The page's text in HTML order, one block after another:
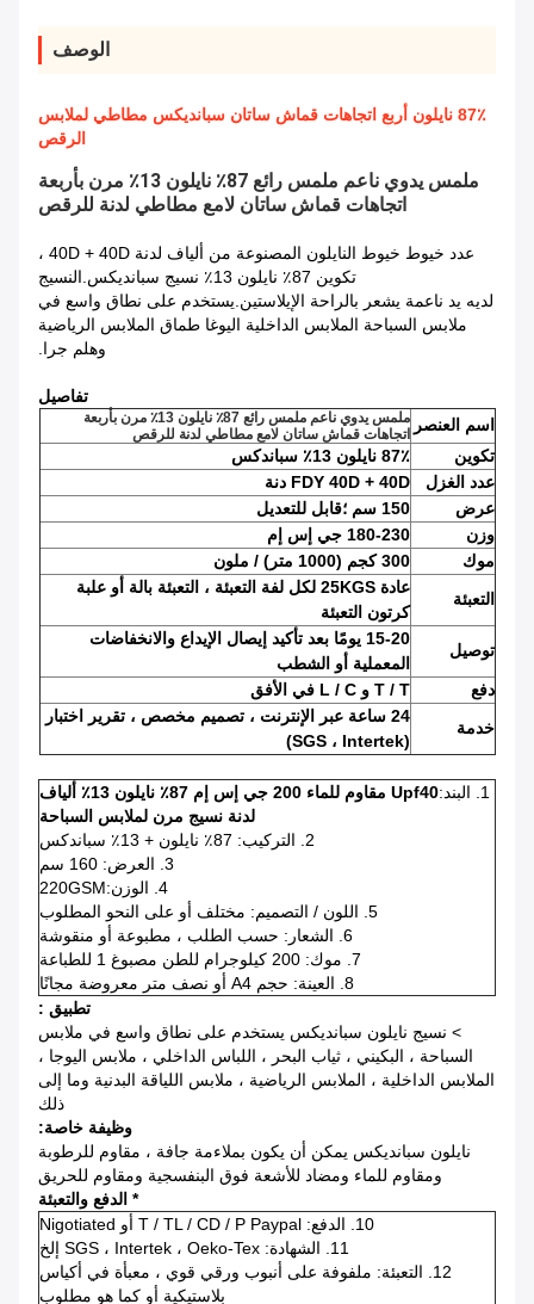
الوصف
87٪ نايلون أربع اتجاهات قماش ساتان سبانديكس مطاطي لملابس
الرقص
ملمس يدوي ناعم ملمس رائع 87٪ نايلون 13٪ مرن بأربعة
اتجاهات قماش ساتان لامع مطاطي لدنة للرقص
عدد خيوط خيوط النايلون المصنوعة من ألياف لدنة 40D + 40D ،
تكوين 87٪ نايلون 13٪ نسيج سبانديكس.النسيج
لديه يد ناعمة يشعر بالراحة الإيلاستين.يستخدم على نطاق واسع في
ملابس السباحة الملابس الداخلية اليوغا طماق الملابس الرياضية
وهلم جرا.
تفاصيل
اسم العنصر
ملمس يدوي ناعم ملمس رائع 87٪ نايلون 13٪ مرن بأربعة
اتجاهات قماش ساتان لامع مطاطي لدنة للرقص
تكوين
87٪ نايلون 13٪ سباندكس
عدد الغزل
FDY 40D + 40D دنة
عرض
150 سم ؛
قابل للتعديل
وزن
180-230 جي إس إم
موك
300 كجم (1000 متر) / ملون
التعبئة
عادة 25KGS لكل لفة التعبئة ، التعبئة بالة أو علبة
كرتون التعبئة
توصيل
15-20 يومًا
بعد تأكيد إيصال الإيداع والانخفاضات
المعملية أو الشطب
دفع
T / T و L / C في الأفق
خدمة
24 ساعة عبر الإنترنت ، تصميم مخصص ، تقرير اختبار
(SGS ، Intertek)
1. البند:
Upf40 مقاوم للماء 200 جي إس إم 87٪ نايلون 13٪ ألياف
لدنة نسيج مرن لملابس السباحة
2. التركيب: 87٪ نايلون + 13٪ سباندكس
3. العرض: 160 سم
4. الوزن:
220GSM
5. اللون / التصميم: مختلف أو على النحو المطلوب
6. الشعار: حسب الطلب ، مطبوعة أو منقوشة
7. موك: 200 كيلوجرام للطن مصبوغ 1 للطباعة
8. العينة: حجم A4 أو نصف متر معروضة مجانًا
تطبيق :
> نسيج نايلون سبانديكس يستخدم على نطاق واسع في ملابس
السباحة ، البكيني ، ثياب البحر ، اللباس الداخلي ، ملابس اليوجا ،
الملابس الداخلية ، الملابس الرياضية ، ملابس اللياقة البدنية وما إلى
ذلك
وظيفة خاصة:
نايلون سبانديكس يمكن أن يكون بملاءمة جافة ، مقاوم للرطوبة
ومقاوم للماء ومضاد للأشعة فوق البنفسجية ومقاوم للحريق
* الدفع والتعبئة
10. الدفع: T / TL / CD / P Paypal أو Nigotiated
11. الشهادة: SGS ، Intertek ، Oeko-Tex إلخ
12. التعبئة: ملفوفة على أنبوب ورقي قوي ، معبأة في أكياس
بلاستيكية أو كما هو مطلوب